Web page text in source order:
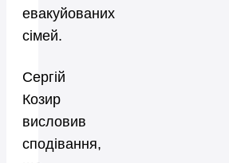
евакуйованих
сімей.
Сергій
Козир
висловив
сподівання,